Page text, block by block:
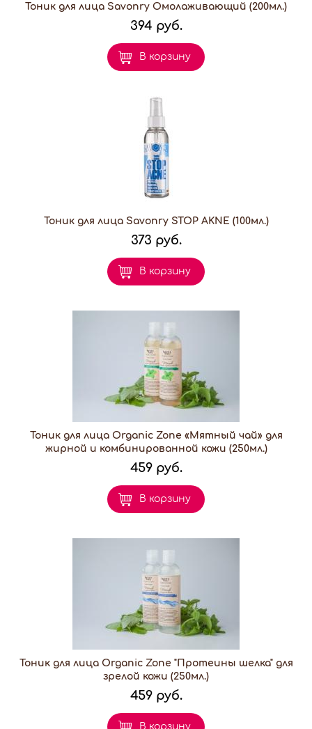
Тоник для лица Savonry Омолаживающий (200мл.)
394 руб.
В корзину
Тоник для лица Savonry STOP AKNE (100мл.)
373 руб.
В корзину
Тоник для лица Organic Zone «Мятный чай» для
жирной и комбинированной кожи (250мл.)
459 руб.
В корзину
Тоник для лица Organic Zone "Протеины шелка" для
зрелой кожи (250мл.)
459 руб.
В корзину